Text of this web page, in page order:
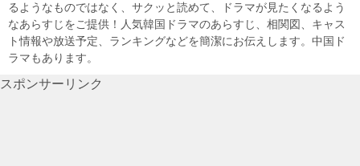
るようなものではなく、サクッと読めて、ドラマが見たくなるよう
なあらすじをご提供！人気韓国ドラマのあらすじ、相関図、キャス
ト情報や放送予定、ランキングなどを簡潔にお伝えします。中国ド
ラマもあります。
スポンサーリンク